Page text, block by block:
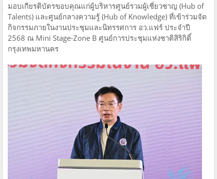
มอบเกียรติบัตรขอบคุณแก่ผู้บริหารศูนย์รวมผู้เชี่ยวชาญ (Hub of
Talents) และศูนย์กลางความรู้ (Hub of Knowledge) ที่เข้าร่วมจัด
กิจกรรมภายในงานประชุมและนิทรรศการ อว.แฟร์ ประจำปี
2568 ณ Mini Stage-Zone B ศูนย์การประชุมแห่งชาติสิริกิติ์
กรุงเทพมหานคร